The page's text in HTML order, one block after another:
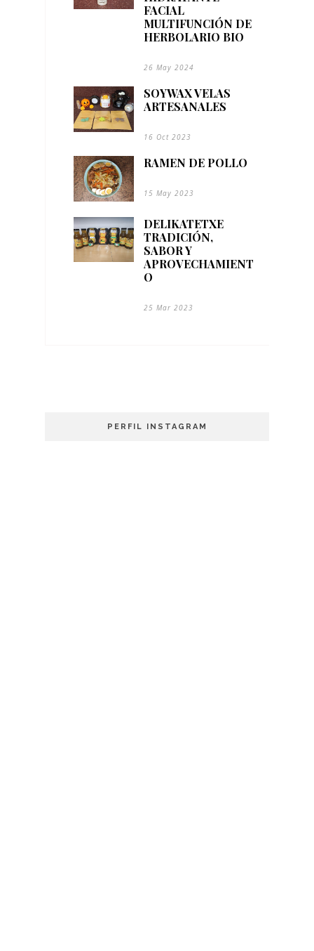
FACIAL
MULTIFUNCIÓN DE
HERBOLARIO BIO
26 May 2024
SOYWAX VELAS
ARTESANALES
16 Oct 2023
RAMEN DE POLLO
15 May 2023
DELIKATETXE
TRADICIÓN,
SABOR Y
APROVECHAMIENT
O
25 Mar 2023
PERFIL INSTAGRAM